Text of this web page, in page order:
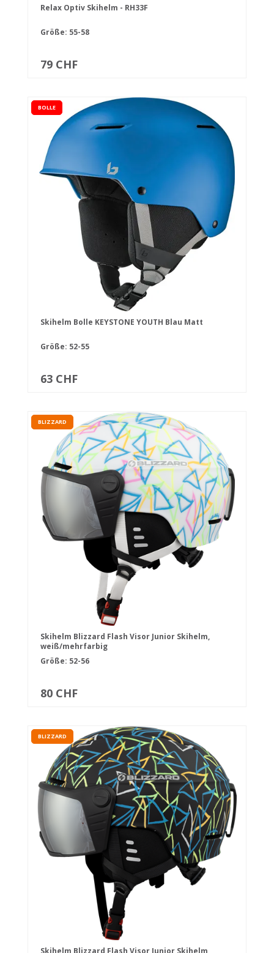
Relax Optiv Skihelm - RH33F
Größe: 55-58
79 CHF
BOLLE
Skihelm Bolle KEYSTONE YOUTH Blau Matt
Größe: 52-55
63 CHF
BLIZZARD
Skihelm Blizzard Flash Visor Junior Skihelm,
weiß/mehrfarbig
Größe: 52-56
80 CHF
BLIZZARD
Skihelm Blizzard Flash Visor Junior Skihelm,